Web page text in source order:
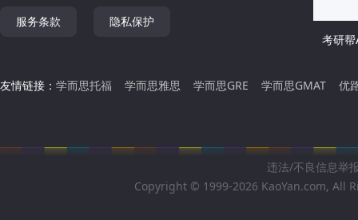
服务条款
隐私保护
考研帮
友情链接： 学而思托福 学而思雅思 学而思GRE 学而思GMAT 优
违法/不良信息举
Copyright © 1999-2026 KaoYan.com, All